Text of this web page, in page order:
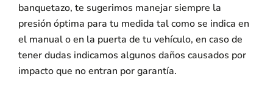
banquetazo, te sugerimos manejar siempre la
presión óptima para tu medida tal como se indica en
el manual o en la puerta de tu vehículo, en caso de
tener dudas indicamos algunos daños causados por
impacto que no entran por garantía.